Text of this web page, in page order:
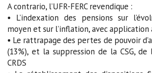
A contrario, l’UFR-FERC revendique :
• L’indexation des pensions sur
moyen et sur l’inflation, avec application
• Le rattrapage des pertes de pouvoir
(13%), et la suppression de la CSG,
CRDS